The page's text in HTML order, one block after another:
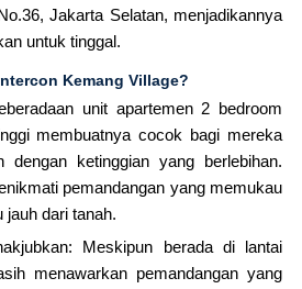
Jakarta Selatan, menjadikannya
untuk tinggal.
Kemang Village?
unit apartemen 2 bedroom
membuatnya cocok bagi mereka
dengan ketinggian yang berlebihan.
pemandangan yang memukau
jauh dari tanah.
Meskipun berada di lantai
menawarkan pemandangan yang